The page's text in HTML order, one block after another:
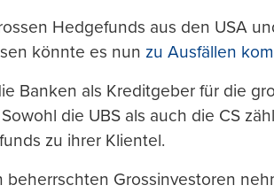
Hedgefunds aus den USA
könnte es nun zu Ausfällen
Banken als Kreditgeber für die
die UBS als auch die CS
zu ihrer Klientel.
beherrschten Grossinvestoren